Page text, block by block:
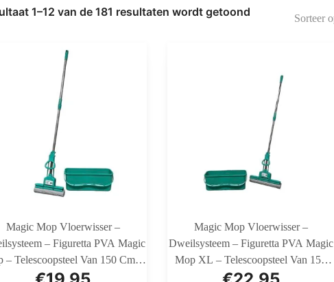
1–12 van de 181 resultaten wordt getoondGesorteerd
Magic Mop Vloerwisser –
– Figuretta PVA Magic
– Telescoopsteel Van 150 Cm –
Inclusief GRATIS Emmer
Magic Mop Vloerwisser –
Dweilsysteem – Figuretta PVA Magic
Mop XL – Telescoopsteel Van 150
Cm – Inclusief GRATIS Emmer